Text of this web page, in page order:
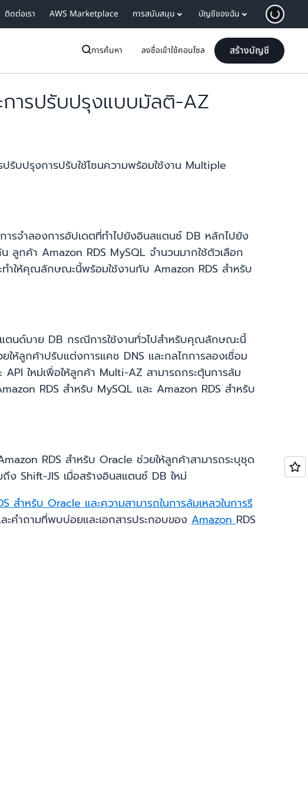
ติดต่อเรา AWS Marketplace การสนับสนุน บัญชีของฉัน
การค้นหา ลงชื่อเข้าใช้คอนโซล สร้างบัญชี
การปรับปรุงแบบมัลติ-AZ
ปรับปรุงการปรับใช้โซนความพร้อมใช้งาน Multiple
รจำลองการอัปเดตที่ทำไปยังอินสแตนซ์ DB หลักไปยัง
กค้า Amazon RDS MySQL จำนวนมากใช้ตัวเลือก
ทำให้คุณลักษณะนี้พร้อมใช้งานกับ Amazon RDS สำหรับ
แตนด์บาย DB กรณีการใช้งานทั่วไปสำหรับคุณลักษณะนี้
ห้ลูกค้าปรับแต่งการแคช DNS และกลไกการลองเชื่อม
ใหม่เพื่อให้ลูกค้า Multi-AZ สามารถกระตุ้นการล้ม
RDS สำหรับ MySQL และ Amazon RDS สำหรับ
RDS สำหรับ Oracle ช่วยให้ลูกค้าสามารถระบุชุด
ง Shift-JIS เมื่อสร้างอินสแตนซ์ DB ใหม่
ำหรับ Oracle และความสามารถในการล้มเหลวในการรี
ะคำถามที่พบบ่อยและเอกสารประกอบของ AmazonRDS